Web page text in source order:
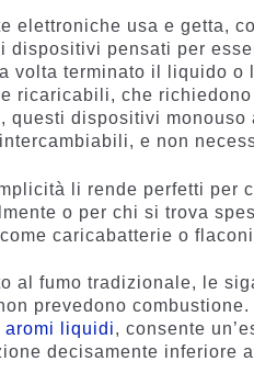
elettroniche usa e getta,
dispositivi pensati per
volta terminato il liquido o
ricaricabili, che
questi dispositivi
e non
li rende perfetti per
o per chi si trova
caricabatterie o
al fumo tradizionale, le
prevedono
aromi liquidi, consente
decisamente inferiore